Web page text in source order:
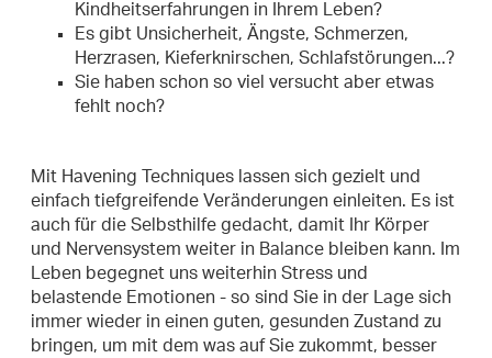
Kindheitserfahrungen in Ihrem Leben?
Es gibt Unsicherheit, Ängste, Schmerzen,
Herzrasen, Kieferknirschen, Schlafstörungen...?
Sie haben schon so viel versucht aber etwas
fehlt noch?
Mit Havening Techniques lassen sich gezielt und
einfach tiefgreifende Veränderungen einleiten. Es ist
auch für die Selbsthilfe gedacht, damit Ihr Körper
und Nervensystem weiter in Balance bleiben kann. Im
Leben begegnet uns weiterhin Stress und
belastende Emotionen - so sind Sie in der Lage sich
immer wieder in einen guten, gesunden Zustand zu
bringen, um mit dem was auf Sie zukommt, besser